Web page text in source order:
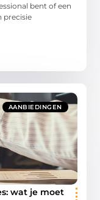
bent of een
precisie
AANBIEDINGEN
wat je moet